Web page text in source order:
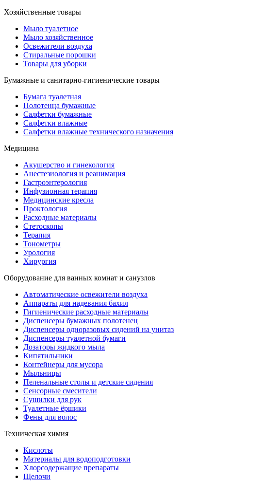
Хозяйственные товары
Мыло туалетное
Мыло хозяйственное
Освежители воздуха
Стиральные порошки
Товары для уборки
Бумажные и санитарно-гигиенические товары
Бумага туалетная
Полотенца бумажные
Салфетки бумажные
Салфетки влажные
Салфетки влажные технического назначения
Медицина
Акушерство и гинекология
Анестезиология и реанимация
Гастроэнтерология
Инфузионная терапия
Медицинские кресла
Проктология
Расходные материалы
Стетоскопы
Терапия
Тонометры
Урология
Хирургия
Оборудование для ванных комнат и санузлов
Автоматические освежители воздуха
Аппараты для надевания бахил
Гигиенические расходные материалы
Диспенсеры бумажных полотенец
Диспенсеры одноразовых сидений на унитаз
Диспенсеры туалетной бумаги
Дозаторы жидкого мыла
Кипятильники
Контейнеры для мусора
Мыльницы
Пеленальные столы и детские сидения
Сенсорные смесители
Сушилки для рук
Туалетные ёршики
Фены для волос
Техническая химия
Кислоты
Материалы для водоподготовки
Хлорсодержащие препараты
Щелочи